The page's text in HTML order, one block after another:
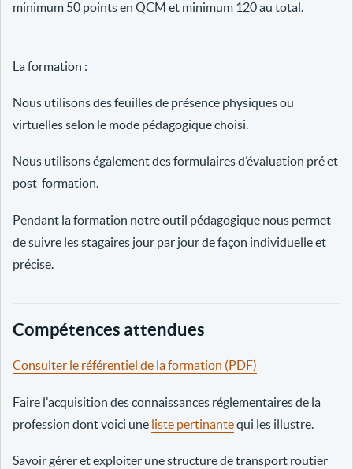
minimum 50 points en QCM et minimum 120 au total.
La formation :
Nous utilisons des feuilles de présence physiques ou
virtuelles selon le mode pédagogique choisi.
Nous utilisons également des formulaires d’évaluation pré et
post-formation.
Pendant la formation notre outil pédagogique nous permet
de suivre les stagaires jour par jour de façon individuelle et
précise.
Compétences attendues
Consulter le référentiel de la formation (PDF)
Faire l'acquisition des connaissances réglementaires de la
profession dont voici une liste pertinantequi les illustre.
Savoir gérer et exploiter une structure de transport routier